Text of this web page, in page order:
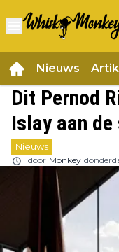
Nieuws
Dit Pernod
Islay aan de
Nieuws
door Monkey